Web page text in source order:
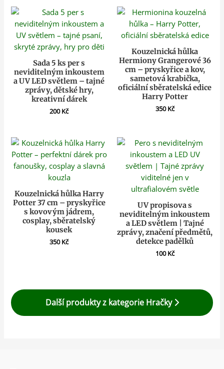
Sada 5 ks per s
neviditelným inkoustem
a UV LED světlem – tajné
zprávy, dětské hry,
kreativní dárek
200Kč
Kouzelnická hůlka
Hermiony Grangerové 36
cm – pryskyřice a kov,
sametová krabička,
oficiální sběratelská edice
Harry Potter
350Kč
Kouzelnická hůlka Harry
Potter 37 cm – pryskyřice
s kovovým jádrem,
cosplay, sběratelský
kousek
350Kč
UV propisova s
neviditelným inkoustem
a LED světlem | Tajné
zprávy, značení předmětů,
detekce padělků
100Kč
Další produkty z kategorie Hračky